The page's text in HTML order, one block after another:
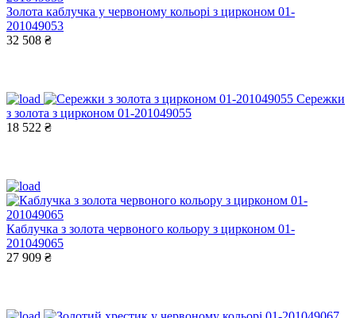
Золота каблучка у червоному кольорі з цирконом 01-
201049053
32 508 ₴
Сережки
з золота з цирконом 01-201049055
18 522 ₴
Каблучка з золота червоного кольору з цирконом 01-
201049065
27 909 ₴